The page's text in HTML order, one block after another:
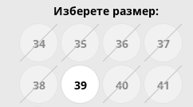
Изберете размер:
34 35 36 37
38 39 40 41